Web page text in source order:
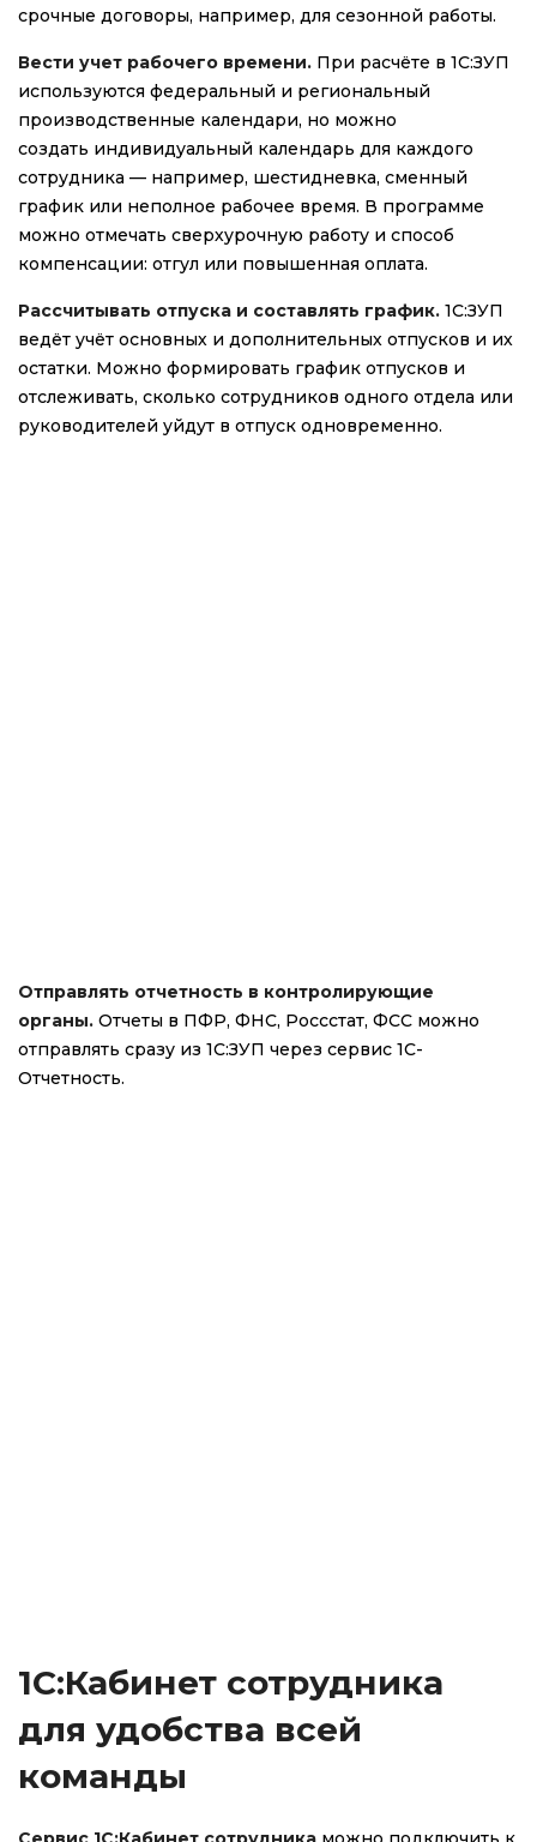
срочные договоры, например, для сезонной работы.
Вести учет рабочего времени. При расчёте в 1С:ЗУП
используются федеральный и региональный
производственные календари, но можно
создать индивидуальный календарь для каждого
сотрудника — например, шестидневка, сменный
график или неполное рабочее время. В программе
можно отмечать сверхурочную работу и способ
компенсации: отгул или повышенная оплата.
Рассчитывать отпуска и составлять график. 1С:ЗУП
ведёт учёт основных и дополнительных отпусков и их
остатки. Можно формировать график отпусков и
отслеживать, сколько сотрудников одного отдела или
руководителей уйдут в отпуск одновременно.
Отправлять отчетность в контролирующие
органы. Отчеты в ПФР, ФНС, Россстат, ФСС можно
отправлять сразу из 1С:ЗУП через сервис 1С-
Отчетность.
1С:Кабинет сотрудника
для удобства всей
команды